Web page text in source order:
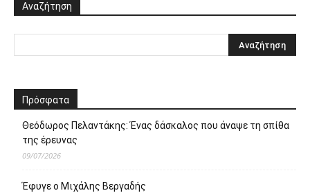
Αναζήτηση
Πρόσφατα
Θεόδωρος Πελαντάκης: Ένας δάσκαλος που άναψε τη σπίθα
της έρευνας
09/07/2026
Έφυγε ο Μιχάλης Βεργαδής